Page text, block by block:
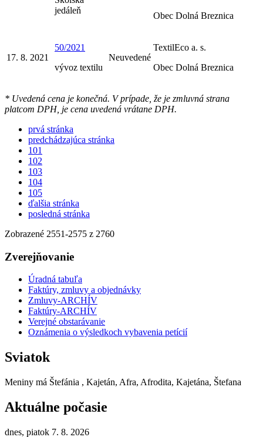
jedáleň
Obec Dolná Breznica
17. 8. 2021
50/2021
vývoz textilu
Neuvedené
TextilEco a. s.
Obec Dolná Breznica
* Uvedená cena je konečná. V prípade, že je zmluvná strana
platcom DPH, je cena uvedená vrátane DPH.
prvá stránka
predchádzajúca stránka
101
102
103
104
105
ďalšia stránka
posledná stránka
Zobrazené 2551-2575 z 2760
Zverejňovanie
Úradná tabuľa
Faktúry, zmluvy a objednávky
Zmluvy-ARCHÍV
Faktúry-ARCHÍV
Verejné obstarávanie
Oznámenia o výsledkoch vybavenia petícií
Sviatok
Meniny má Štefánia , Kajetán, Afra, Afrodita, Kajetána, Štefana
Aktuálne počasie
dnes, piatok 7. 8. 2026